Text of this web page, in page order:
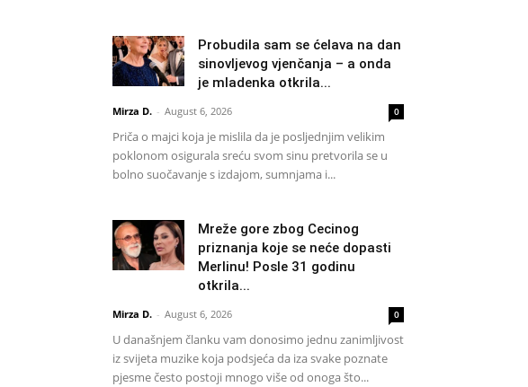
Probudila sam se ćelava na dan
sinovljevog vjenčanja – a onda
je mladenka otkrila...
Mirza D. - August 6, 2026 0
Priča o majci koja je mislila da je posljednjim velikim
poklonom osigurala sreću svom sinu pretvorila se u
bolno suočavanje s izdajom, sumnjama i...
Mreže gore zbog Cecinog
priznanja koje se neće dopasti
Merlinu! Posle 31 godinu
otkrila...
Mirza D. - August 6, 2026 0
U današnjem članku vam donosimo jednu zanimljivost
iz svijeta muzike koja podsjeća da iza svake poznate
pjesme često postoji mnogo više od onoga što...